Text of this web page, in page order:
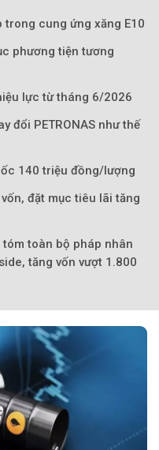
Theo
cung ứng xăng E10
phương tiện tương
lực từ tháng 6/2026
đổi PETRONAS như thế
140 triệu đồng/lượng
đặt mục tiêu lãi tăng
tóm toàn bộ pháp nhân
tăng vốn vượt 1.800